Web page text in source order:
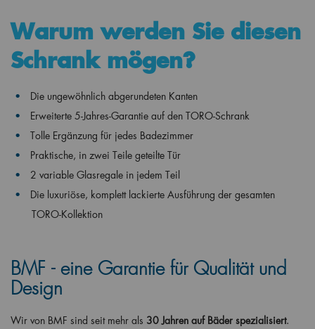
Warum werden Sie diesen
Schrank mögen?
Die ungewöhnlich abgerundeten Kanten
Erweiterte 5-Jahres-Garantie auf den TORO-Schrank
Tolle Ergänzung für jedes Badezimmer
Praktische, in zwei Teile geteilte Tür
2 variable Glasregale in jedem Teil
Die luxuriöse, komplett lackierte Ausführung der gesamten
TORO-Kollektion
BMF - eine Garantie für Qualität und
Design
Wir von BMF sind seit mehr als 30 Jahren auf Bäder spezialisiert.